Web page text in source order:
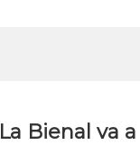
La Bienal va